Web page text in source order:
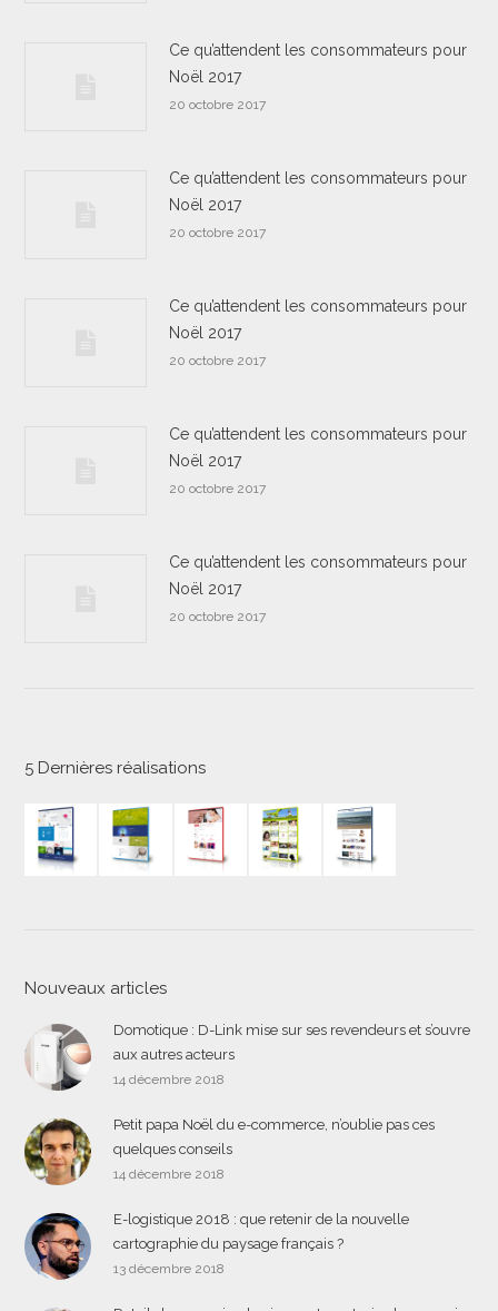
Ce qu’attendent les consommateurs pour
Noël 2017
20 octobre 2017
Ce qu’attendent les consommateurs pour
Noël 2017
20 octobre 2017
Ce qu’attendent les consommateurs pour
Noël 2017
20 octobre 2017
Ce qu’attendent les consommateurs pour
Noël 2017
20 octobre 2017
Ce qu’attendent les consommateurs pour
Noël 2017
20 octobre 2017
5 Dernières réalisations
Nouveaux articles
Domotique : D-Link mise sur ses revendeurs et s’ouvre
aux autres acteurs
14 décembre 2018
Petit papa Noël du e-commerce, n’oublie pas ces
quelques conseils
14 décembre 2018
E-logistique 2018 : que retenir de la nouvelle
cartographie du paysage français ?
13 décembre 2018